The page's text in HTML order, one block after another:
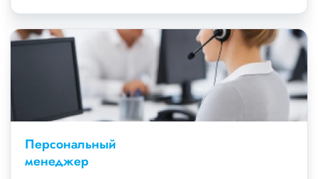
Персональный
менеджер